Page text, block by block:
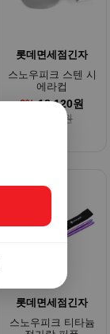
롯데면세점긴자
스노우피크 스텐 시
에라컵
8% 18,120원
19,700원
롯데면세점긴자
스노우피크 티타늄